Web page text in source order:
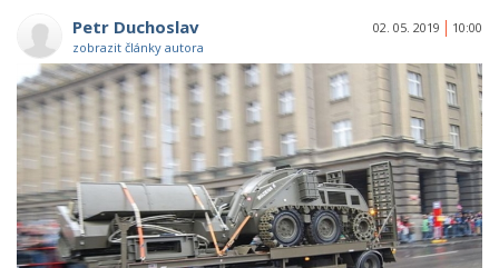
Petr Duchoslav
zobrazit články autora
02. 05. 2019 10:00